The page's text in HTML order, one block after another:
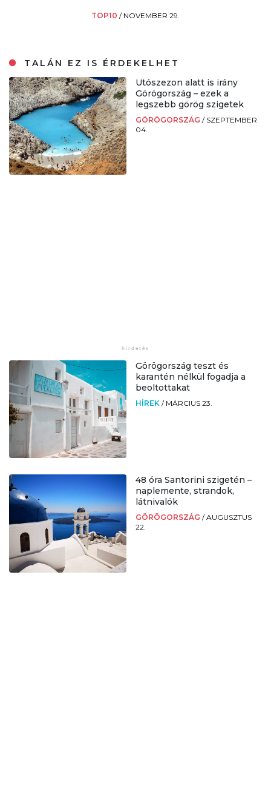
TOP10 / NOVEMBER 29.
TALÁN EZ IS ÉRDEKELHET
Utószezon alatt is irány
Görögország – ezek a
legszebb görög szigetek
GÖRÖGORSZÁG / SZEPTEMBER
04.
Görögország teszt és
karantén nélkül fogadja a
beoltottakat
HÍREK / MÁRCIUS 23.
48 óra Santorini szigetén –
naplemente, strandok,
látnivalók
GÖRÖGORSZÁG /AUGUSZTUS
22.